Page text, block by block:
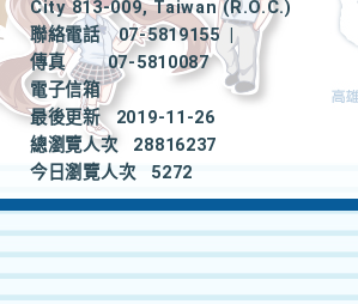
City 813-009, Taiwan (R.O.C.)
聯絡電話
07-5819155
|
傳真
07-5810087
電子信箱
最後更新
2019-11-26
總瀏覽人次
28816237
今日瀏覽人次
5272